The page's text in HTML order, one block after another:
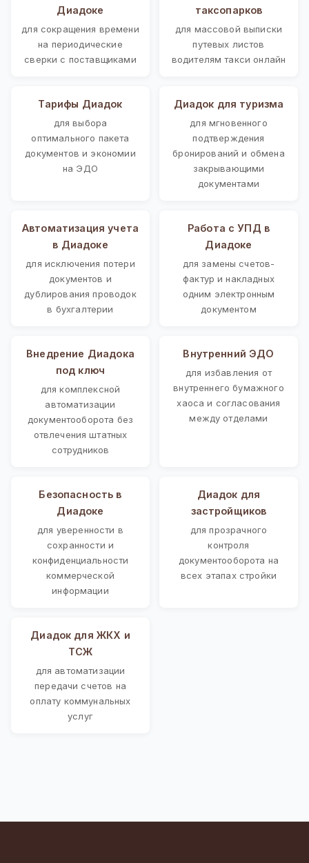
Диадоке
для сокращения времени
на периодические
сверки с поставщиками
таксопарков
для массовой выписки
путевых листов
водителям такси онлайн
Тарифы Диадок
для выбора
оптимального пакета
документов и экономии
на ЭДО
Диадок для туризма
для мгновенного
подтверждения
бронирований и обмена
закрывающими
документами
Автоматизация учета
в Диадоке
для исключения потери
документов и
дублирования проводок
в бухгалтерии
Работа с УПД в
Диадоке
для замены счетов-
фактур и накладных
одним электронным
документом
Внедрение Диадока
под ключ
для комплексной
автоматизации
документооборота без
отвлечения штатных
сотрудников
Внутренний ЭДО
для избавления от
внутреннего бумажного
хаоса и согласования
между отделами
Безопасность в
Диадоке
для уверенности в
сохранности и
конфиденциальности
коммерческой
информации
Диадок для
застройщиков
для прозрачного
контроля
документооборота на
всех этапах стройки
Диадок для ЖКХ и
ТСЖ
для автоматизации
передачи счетов на
оплату коммунальных
услуг